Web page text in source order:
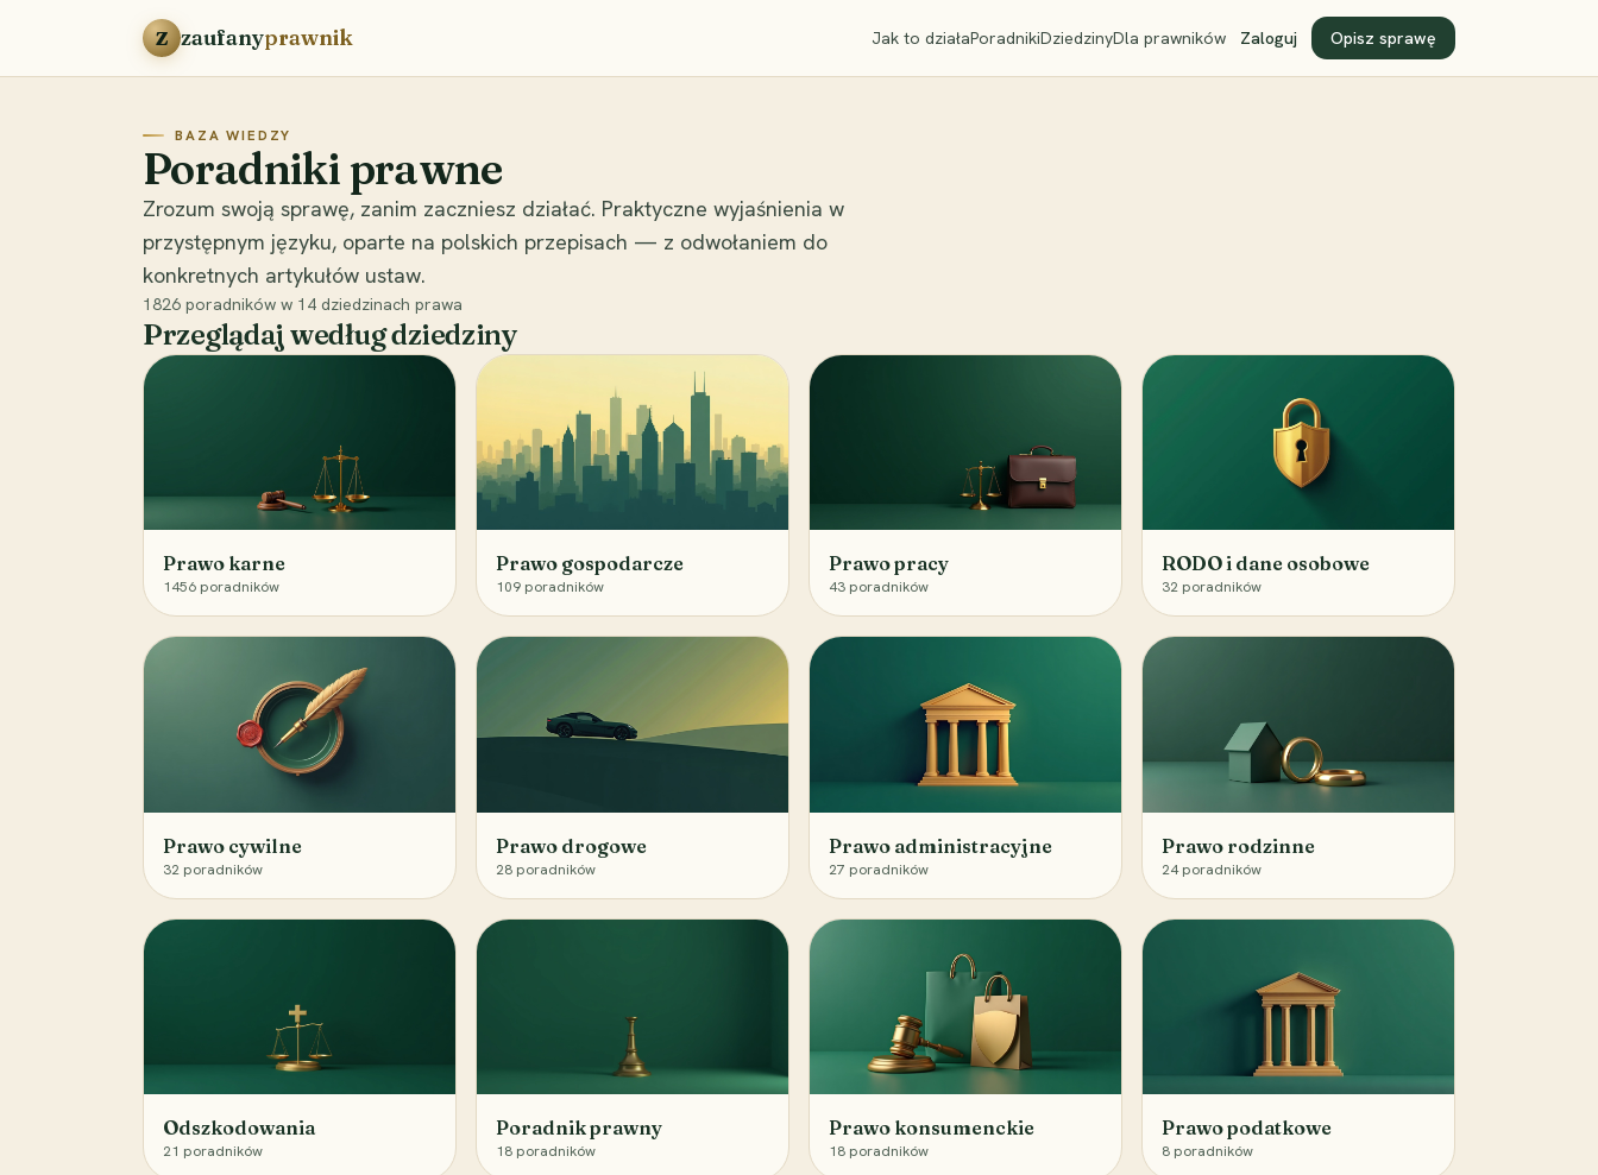
Przejdź do treści
Z zaufanyprawnik Jak to działaPoradnikiDziedzinyDla prawników Zaloguj Opisz sprawę
BAZA WIEDZY
Poradniki prawne
Zrozum swoją sprawę, zanim zaczniesz działać. Praktyczne wyjaśnienia w
przystępnym języku, oparte na polskich przepisach — z odwołaniem do
konkretnych artykułów ustaw.
1826 poradników w 14 dziedzinach prawa
Przeglądaj według dziedziny
Prawo karne
1456 poradników
Prawo gospodarcze
109 poradników
Prawo pracy
43 poradników
RODO i dane osobowe
32 poradników
Prawo cywilne
32 poradników
Prawo drogowe
28 poradników
Prawo administracyjne
27 poradników
Prawo rodzinne
24 poradników
Odszkodowania
21 poradników
Poradnik prawny
18 poradników
Prawo konsumenckie
18 poradników
Prawo podatkowe
8 poradników